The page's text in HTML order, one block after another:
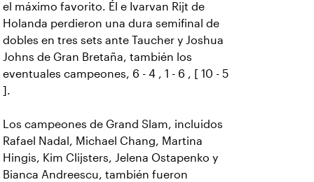
el máximo favorito. Él e Ivarvan Rijt de
Holanda perdieron una dura semifinal de
dobles en tres sets ante Taucher y Joshua
Johns de Gran Bretaña, también los
eventuales campeones, 6 - 4 , 1 - 6 , [ 10 - 5
].
Los campeones de Grand Slam, incluidos
Rafael Nadal, Michael Chang, Martina
Hingis, Kim Clijsters, Jelena Ostapenko y
Bianca Andreescu, también fueron